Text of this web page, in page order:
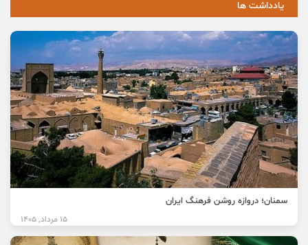
یادداشت ها
سمنان؛ دروازه روشن فرهنگ ایران
15 مرداد, 1405